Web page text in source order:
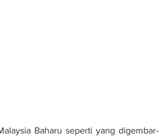
Baharu seperti yang digembar-